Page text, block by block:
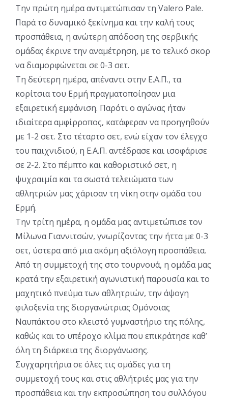
Την πρώτη ημέρα αντιμετώπισαν τη Valero Pale.
Παρά το δυναμικό ξεκίνημα και την καλή τους
προσπάθεια, η ανώτερη απόδοση της σερβικής
ομάδας έκρινε την αναμέτρηση, με το τελικό σκορ
να διαμορφώνεται σε 0-3 σετ.
Τη δεύτερη ημέρα, απέναντι στην Ε.Α.Π., τα
κορίτσια του Ερμή πραγματοποίησαν μια
εξαιρετική εμφάνιση. Παρότι ο αγώνας ήταν
ιδιαίτερα αμφίρροπος, κατάφεραν να προηγηθούν
με 1-2 σετ. Στο τέταρτο σετ, ενώ είχαν τον έλεγχο
του παιχνιδιού, η Ε.Α.Π. αντέδρασε και ισοφάρισε
σε 2-2. Στο πέμπτο και καθοριστικό σετ, η
ψυχραιμία και τα σωστά τελειώματα των
αθλητριών μας χάρισαν τη νίκη στην ομάδα του
Ερμή.
Την τρίτη ημέρα, η ομάδα μας αντιμετώπισε τον
Μίλωνα Γιαννιτσών, γνωρίζοντας την ήττα με 0-3
σετ, ύστερα από μια ακόμη αξιόλογη προσπάθεια.
Από τη συμμετοχή της στο τουρνουά, η ομάδα μας
κρατά την εξαιρετική αγωνιστική παρουσία και το
μαχητικό πνεύμα των αθλητριών, την άψογη
φιλοξενία της διοργανώτριας Ομόνοιας
Ναυπάκτου στο κλειστό γυμναστήριο της πόλης,
καθώς και το υπέροχο κλίμα που επικράτησε καθ’
όλη τη διάρκεια της διοργάνωσης.
Συγχαρητήρια σε όλες τις ομάδες για τη
συμμετοχή τους και στις αθλήτριές μας για την
προσπάθεια και την εκπροσώπηση του συλλόγου